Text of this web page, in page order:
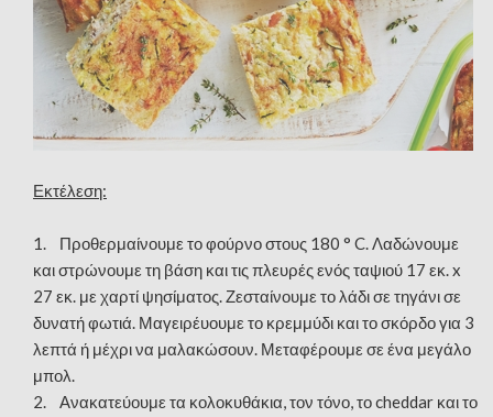
Εκτέλεση:
1. Προθερμαίνουμε το φούρνο στους 180 ° C. Λαδώνουμε
και στρώνουμε τη βάση και τις πλευρές ενός ταψιού 17 εκ. x
27 εκ. με χαρτί ψησίματος. Ζεσταίνουμε το λάδι σε τηγάνι σε
δυνατή φωτιά. Μαγειρέυουμε το κρεμμύδι και το σκόρδο για 3
λεπτά ή μέχρι να μαλακώσουν. Μεταφέρουμε σε ένα μεγάλο
μπολ.
2. Ανακατεύουμε τα κολοκυθάκια, τον τόνο, το cheddar και το